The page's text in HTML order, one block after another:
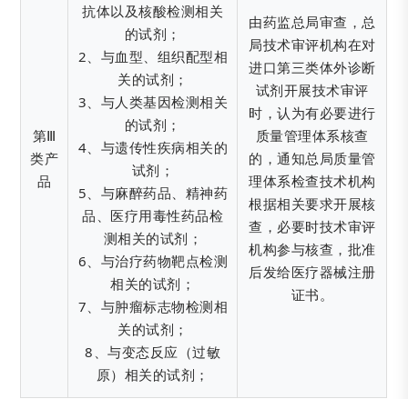
第Ⅲ
类产
品
抗体以及核酸检测相关
的试剂；
2、与血型、组织配型相
关的试剂；
3、与人类基因检测相关
的试剂；
4、与遗传性疾病相关的
试剂；
5、与麻醉药品、精神药
品、医疗用毒性药品检
测相关的试剂；
6、与治疗药物靶点检测
相关的试剂；
7、与肿瘤标志物检测相
关的试剂；
8、与变态反应（过敏
原）相关的试剂；
由药监总局审查，总
局技术审评机构在对
进口第三类体外诊断
试剂开展技术审评
时，认为有必要进行
质量管理体系核查
的，通知总局质量管
理体系检查技术机构
根据相关要求开展核
查，必要时技术审评
机构参与核查，批准
后发给医疗器械注册
证书。